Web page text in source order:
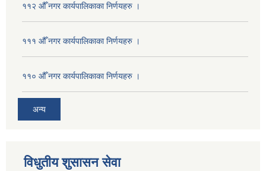
११२ औँ नगर कार्यपालिकाका निर्णयहरु ।
१११ औँ नगर कार्यपालिकाका निर्णयहरु ।
११० औँ नगर कार्यपालिकाका निर्णयहरु ।
अन्य
विधुतीय शुसासन सेवा